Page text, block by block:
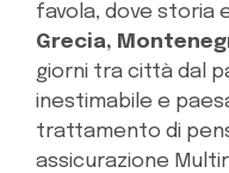
favola, dove storia
Grecia,
giorni tra città dal
inestimabile e
trattamento di
assicurazione